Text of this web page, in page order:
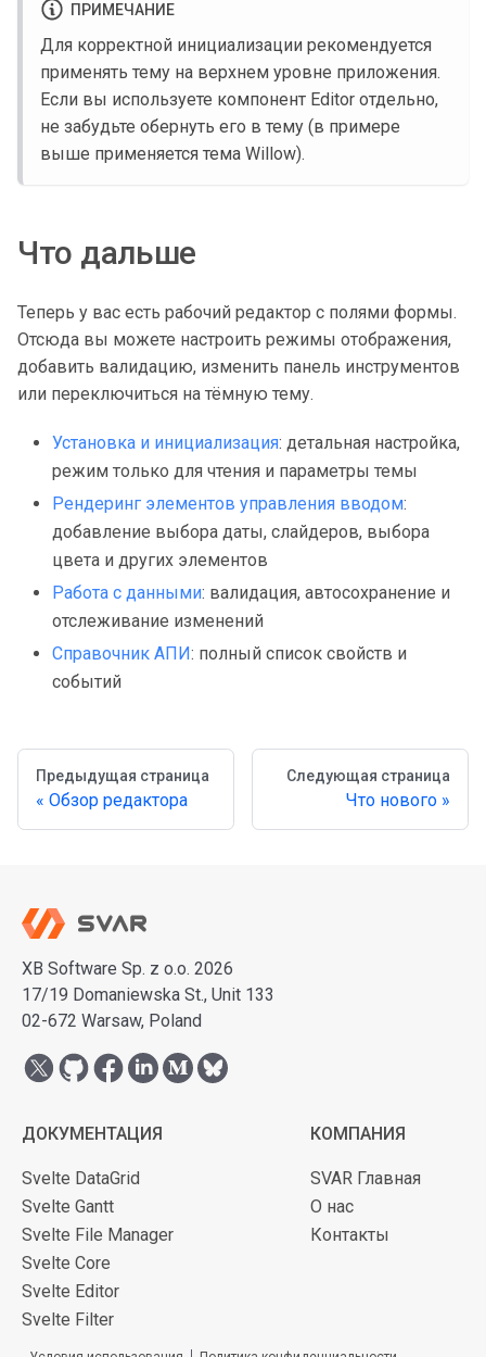
ПРИМЕЧАНИЕ
Для корректной инициализации рекомендуется
применять тему на верхнем уровне приложения.
Если вы используете компонент Editor отдельно,
не забудьте обернуть его в тему (в примере
выше применяется тема Willow).
Что дальше
Теперь у вас есть рабочий редактор с полями формы.
Отсюда вы можете настроить режимы отображения,
добавить валидацию, изменить панель инструментов
или переключиться на тёмную тему.
Установка и инициализация: детальная настройка,
режим только для чтения и параметры темы
Рендеринг элементов управления вводом:
добавление выбора даты, слайдеров, выбора
цвета и других элементов
Работа с данными: валидация, автосохранение и
отслеживание изменений
Справочник АПИ: полный список свойств и
событий
Предыдущая страница
Обзор редактора
Следующая страница
Что нового
XB Software Sp. z o.o. 2026
17/19 Domaniewska St., Unit 133
02-672 Warsaw, Poland
ДОКУМЕНТАЦИЯ
Svelte DataGrid
Svelte Gantt
Svelte File Manager
Svelte Core
Svelte Editor
Svelte Filter
КОМПАНИЯ
SVAR Главная
О нас
Контакты